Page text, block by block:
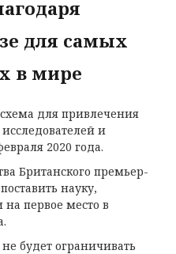
для самых
в мире
для привлечения
и
2020 года.
Британского премьер-
науку,
первое место в
будет ограничивать